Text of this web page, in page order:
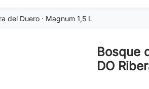
del Duero · Magnum 1,5 L
Bosque
DO